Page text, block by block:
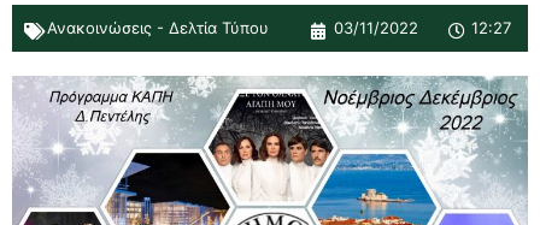
Ανακοινώσεις - Δελτία Τύπου 03/11/2022 12:27